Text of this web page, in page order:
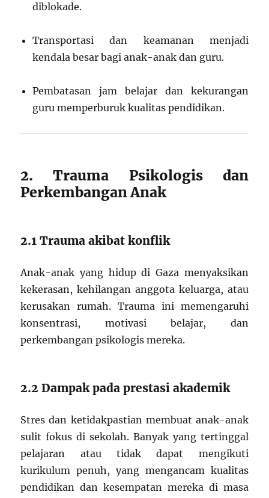
diblokade.
Transportasi dan keamanan menjadi
kendala besar bagi anak-anak dan guru.
Pembatasan jam belajar dan kekurangan
guru memperburuk kualitas pendidikan.
2. Trauma Psikologis dan
Perkembangan Anak
2.1 Trauma akibat konflik
Anak-anak yang hidup di Gaza menyaksikan
kekerasan, kehilangan anggota keluarga, atau
kerusakan rumah. Trauma ini memengaruhi
konsentrasi, motivasi belajar, dan
perkembangan psikologis mereka.
2.2 Dampak pada prestasi akademik
Stres dan ketidakpastian membuat anak-anak
sulit fokus di sekolah. Banyak yang tertinggal
pelajaran atau tidak dapat mengikuti
kurikulum penuh, yang mengancam kualitas
pendidikan dan kesempatan mereka di masa